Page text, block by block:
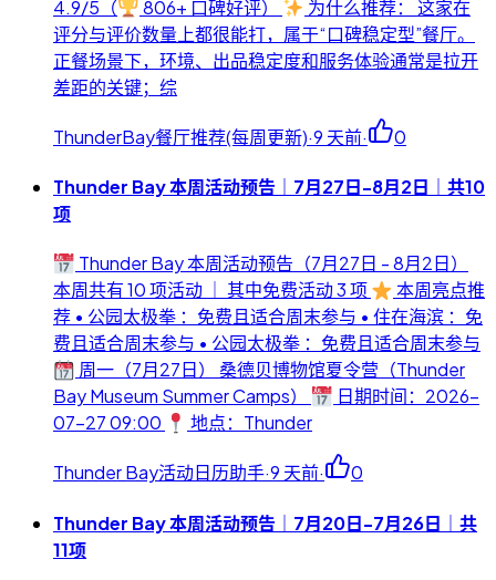
4.9/5（ 806+ 口碑好评）
为什么推荐： 这家在
评分与评价数量上都很能打，属于“口碑稳定型”餐厅。
正餐场景下，环境、出品稳定度和服务体验通常是拉开
差距的关键；综
ThunderBay餐厅推荐(每周更新)·9 天前· 0
Thunder Bay 本周活动预告｜7月27日-8月2日｜共10
项
Thunder Bay 本周活动预告（7月27日 - 8月2日）
本周共有 10 项活动 ｜ 其中免费活动 3 项
本周亮点推
荐 • 公园太极拳 ：免费且适合周末参与 • 住在海滨 ：免
费且适合周末参与 • 公园太极拳 ：免费且适合周末参与
周一（7月27日） 桑德贝博物馆夏令营（Thunder
Bay Museum Summer Camps）
日期时间：2026-
07-27 09:00
地点：Thunder
Thunder Bay活动日历助手·9 天前· 0
Thunder Bay 本周活动预告｜7月20日-7月26日｜共
11项